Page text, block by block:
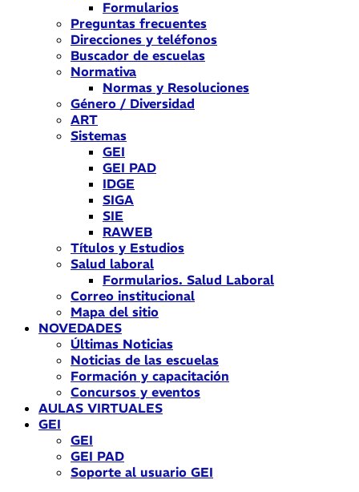
Formularios
Preguntas frecuentes
Direcciones y teléfonos
Buscador de escuelas
Normativa
Normas y Resoluciones
Género / Diversidad
ART
Sistemas
GEI
GEI PAD
IDGE
SIGA
SIE
RAWEB
Títulos y Estudios
Salud laboral
Formularios. Salud Laboral
Correo institucional
Mapa del sitio
NOVEDADES
Últimas Noticias
Noticias de las escuelas
Formación y capacitación
Concursos y eventos
AULAS VIRTUALES
GEI
GEI
GEI PAD
Soporte al usuario GEI